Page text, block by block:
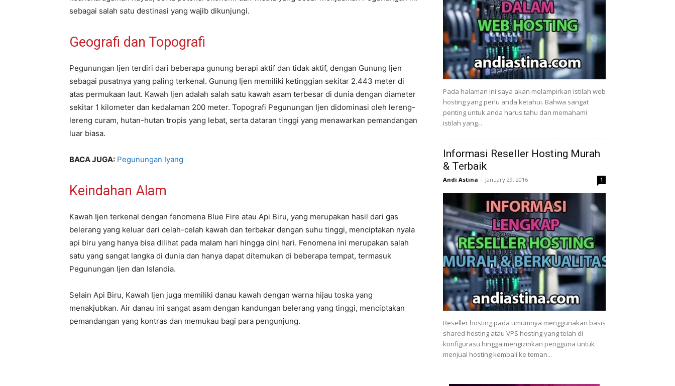
sebagai salah satu destinasi yang wajib dikunjungi.
Geografi dan Topografi
Pegunungan Ijen terdiri dari beberapa gunung berapi aktif dan tidak aktif, dengan Gunung Ijen
sebagai pusatnya yang paling terkenal. Gunung Ijen memiliki ketinggian sekitar 2.443 meter di
atas permukaan laut. Kawah Ijen adalah salah satu kawah asam terbesar di dunia dengan diameter
sekitar 1 kilometer dan kedalaman 200 meter. Topografi Pegunungan Ijen didominasi oleh lereng-
lereng curam, hutan-hutan tropis yang lebat, serta dataran tinggi yang menawarkan pemandangan
luar biasa.
BACA JUGA: Pegunungan Iyang
Keindahan Alam
Kawah Ijen terkenal dengan fenomena Blue Fire atau Api Biru, yang merupakan hasil dari gas
belerang yang keluar dari celah-celah kawah dan terbakar dengan suhu tinggi, menciptakan nyala
api biru yang hanya bisa dilihat pada malam hari hingga dini hari. Fenomena ini merupakan salah
satu yang sangat langka di dunia dan hanya dapat ditemukan di beberapa tempat, termasuk
Pegunungan Ijen dan Islandia.
Selain Api Biru, Kawah Ijen juga memiliki danau kawah dengan warna hijau toska yang
menakjubkan. Air danau ini sangat asam dengan kandungan belerang yang tinggi, menciptakan
pemandangan yang kontras dan memukau bagi para pengunjung.
Pada halaman ini saya akan melampirkan istilah web
hosting yang perlu anda ketahui. Bahwa sangat
penting untuk anda harus tahu dan memahami
istilah yang...
Informasi Reseller Hosting Murah
& Terbaik
Andi Astina - January 29, 2016 1
Reseller hosting pada umumnya menggunakan basis
shared hosting atau VPS hosting yang telah di
konfigurasu hingga mengizinkan pengguna untuk
menjual hosting kembali ke teman...